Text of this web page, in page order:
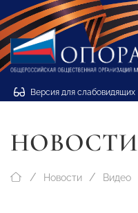
Версия для слабовидящих
НОВОСТИ
Новости Видео